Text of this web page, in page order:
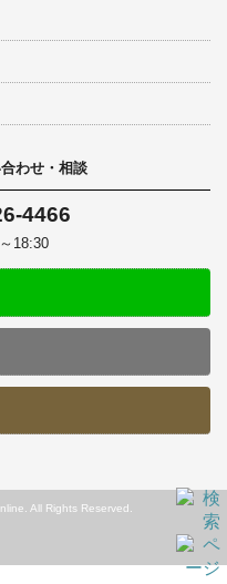
わせ・相談
4466
18:30
All Rights Reserved.